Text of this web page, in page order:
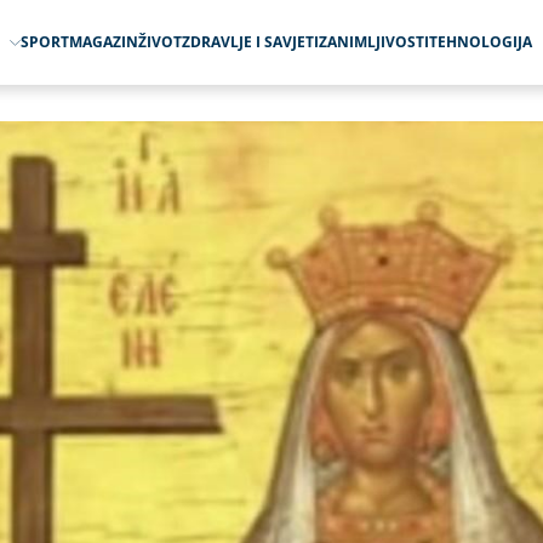
SPORTMAGAZINŽIVOTZDRAVLJE I SAVJETIZANIMLJIVOSTITEHNOLOGIJA